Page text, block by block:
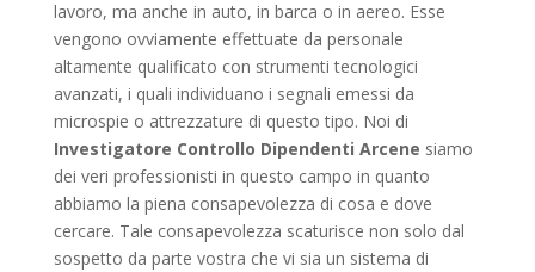
lavoro, ma anche in auto, in barca o in aereo. Esse
vengono ovviamente effettuate da personale
altamente qualificato con strumenti tecnologici
avanzati, i quali individuano i segnali emessi da
microspie o attrezzature di questo tipo. Noi di
Investigatore Controllo Dipendenti Arcene siamo
dei veri professionisti in questo campo in quanto
abbiamo la piena consapevolezza di cosa e dove
cercare. Tale consapevolezza scaturisce non solo dal
sospetto da parte vostra che vi sia un sistema di